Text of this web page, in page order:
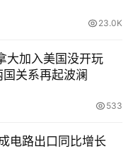
23.0K
大加入美国没开玩
关系再起波澜
533
电路出口同比增长